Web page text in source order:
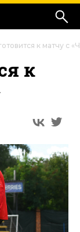
к матчу с
к